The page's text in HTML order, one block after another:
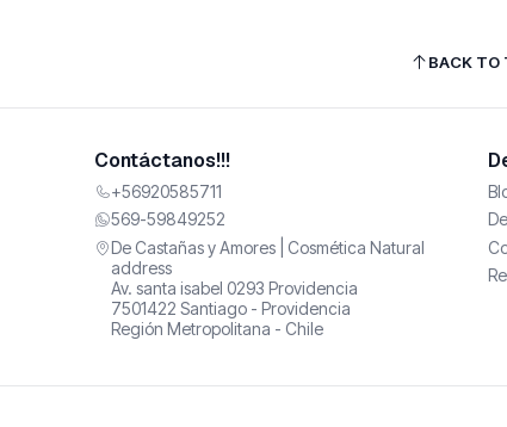
BACK TO
Contáctanos!!!
+56920585711
569-59849252
De Castañas y Amores | Cosmética Natural
address
Av. santa isabel 0293 Providencia
7501422 Santiago - Providencia
Región Metropolitana - Chile